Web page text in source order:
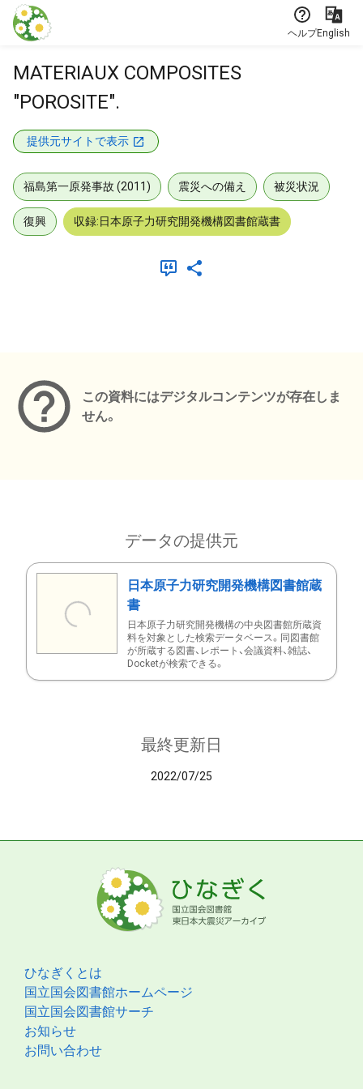
本文に飛ぶ
ヘルプEnglish
MATERIAUX COMPOSITES
"POROSITE".
提供元サイトで表示
福島第一原発事故 (2011) 震災への備え 被災状況
復興 収録:日本原子力研究開発機構図書館蔵書
この資料にはデジタルコンテンツが存在しま
せん。
データの提供元
日本原子力研究開発機構図書館蔵
書
日本原子力研究開発機構の中央図書館所蔵資
料を対象とした検索データベース。同図書館
が所蔵する図書、レポート、会議資料、雑誌、
Docketが検索できる。
最終更新日
2022/07/25
ひなぎくとは
国立国会図書館ホームページ
国立国会図書館サーチ
お知らせ
お問い合わせ